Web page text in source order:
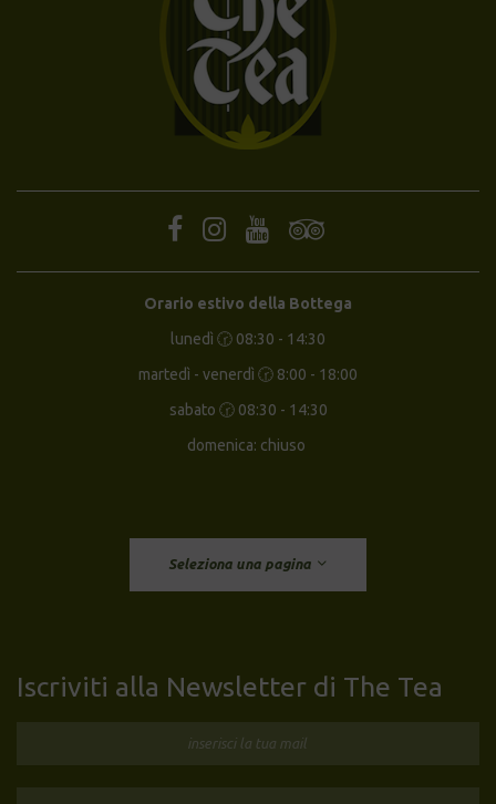
Orario estivo della Bottega
lunedì 🕝 08:30 - 14:30
martedì - venerdì 🕝 8:00 - 18:00
sabato 🕝 08:30 - 14:30
domenica: chiuso
Seleziona una pagina
Iscriviti alla Newsletter di The Tea